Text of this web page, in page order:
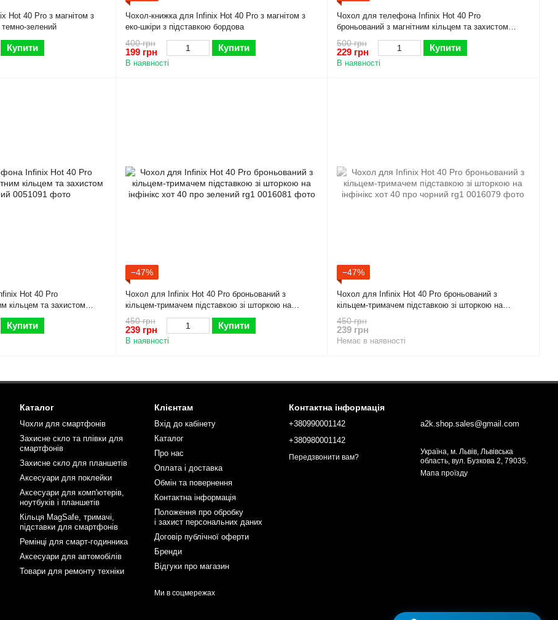
Hot 40 Pro з магнітом з
темно-зелений
Купити
Чохол-книжка для Infinix Hot 40 Pro з магнітом з
еко-шкіри з підставкою бордова
400 грн
199 грн Купити
В наявності
Чохол для телефона Infinix Hot 40 Pro
броньований з магнітним кільцем та захистом
камери чорний
500 грн
229 грн Купити
В наявності
Hot 40 Pro
кільцем та захистом
Купити
−47%
Чохол для Infinix Hot 40 Pro броньований з
кільцем-тримачем підставкою зі шторкою на
інфінікс хот 40 про зелений rg1
450 грн
239 грн Купити
В наявності
−47%
Чохол для Infinix Hot 40 Pro броньований з
кільцем-тримачем підставкою зі шторкою на
інфінікс хот 40 про чорний rg1
450 грн
239 грн
Немає в наявності
Каталог
Чохли для смартфонів
Захисне скло та плівки для
смартфонів
Захисне скло для планшетів
Аксесуари для поклейки
Аксесуари для комп'ютерів,
ноутбуків і планшетів
Кільця MagSafe, тримачі,
підставки для смартфонів
Ремінці для смарт-годинника
Аксесуари для автомобілів
Товари для ремонту техніки
Клієнтам
Вхід до кабінету
Каталог
Про нас
Оплата і доставка
Обмін та повернення
Контактна інформація
Положення про обробку
і захист персональних даних
Договір публічної оферти
Бренди
Відгуки про магазин
Ми в соцмережах
Контактна інформація
+380990001142
+380980001142
Передзвонити вам?
a2k.shop.sales@gmail.com
Україна, м. Львів, Львівська
область, вул. Бузкова 2, 79035.
Мапа проїзду